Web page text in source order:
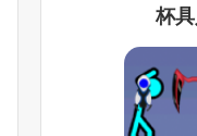
的选择。面对诸多
赴，展现你的卓越
武器，投入一场场
杯